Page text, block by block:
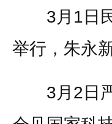
3月1日民
举行，朱永
3月2日严